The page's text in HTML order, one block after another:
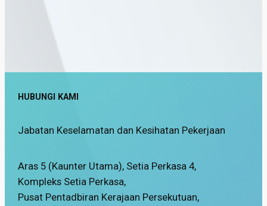
HUBUNGI KAMI
Jabatan Keselamatan dan Kesihatan Pekerjaan
Aras 5 (Kaunter Utama), Setia Perkasa 4,
Kompleks Setia Perkasa,
Pusat Pentadbiran Kerajaan Persekutuan,